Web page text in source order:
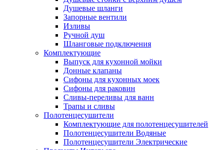
Душевые шланги
Запорные вентили
Изливы
Ручной душ
Шланговые подключения
Комплектующие
Выпуск для кухонной мойки
Донные клапаны
Сифоны для кухонных моек
Сифоны для раковин
Сливы-переливы для ванн
Трапы и сливы
Полотенцесушители
Комплектующие для полотенцесушителей
Полотенцесушители Водяные
Полотенцесушители Электрические